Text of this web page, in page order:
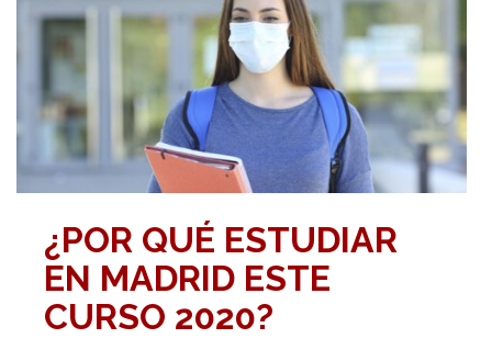
¿POR QUÉ ESTUDIAR
EN MADRID ESTE
CURSO 2020?